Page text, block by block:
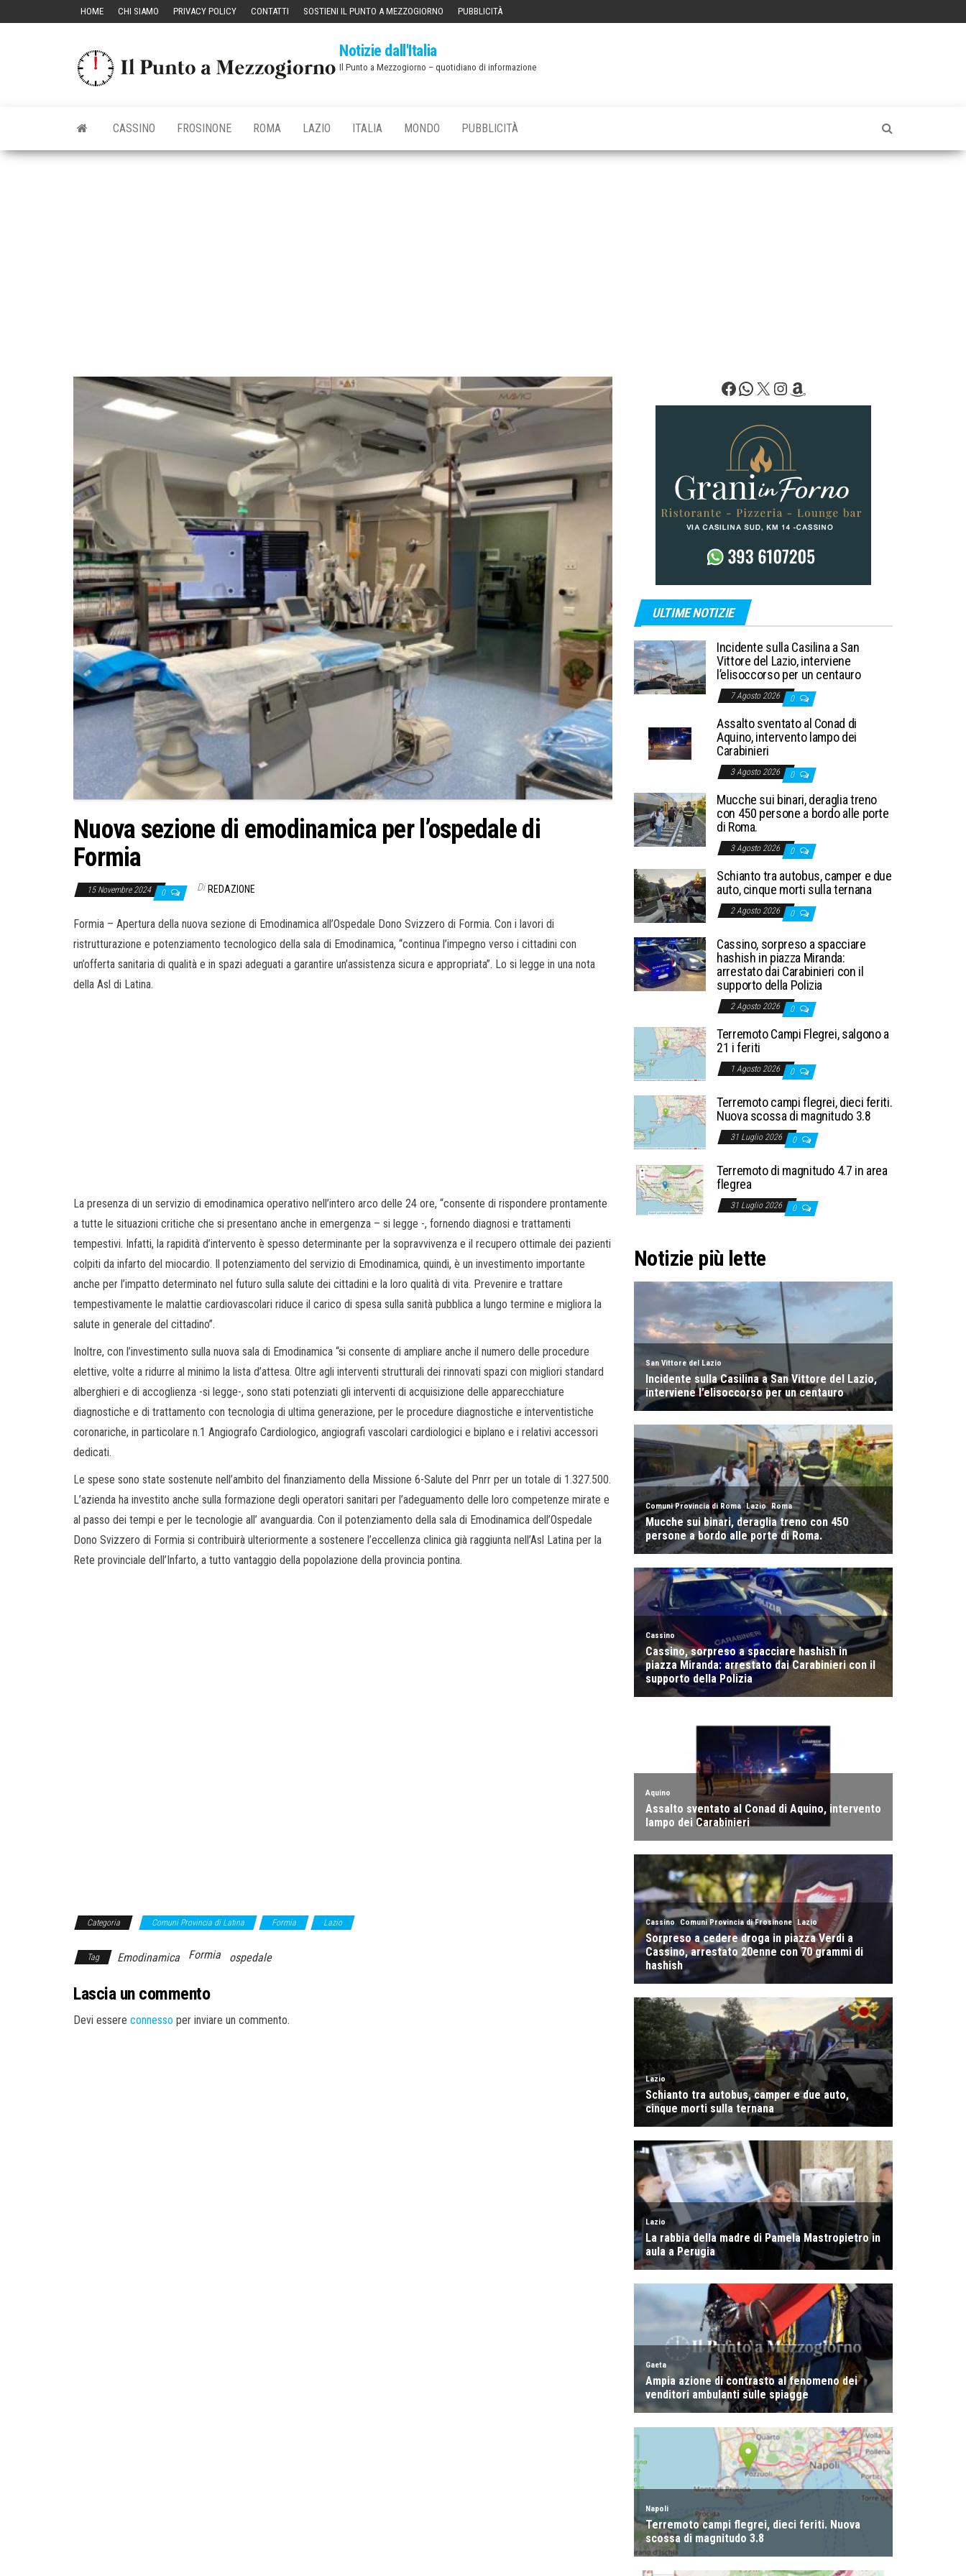
HOME CHI SIAMO PRIVACY POLICY CONTATTI SOSTIENI IL PUNTO A MEZZOGIORNO PUBBLICITÀ
Notizie dall'Italia
Il Punto a Mezzogiorno – quotidiano di informazione
CASSINO FROSINONE ROMA LAZIO ITALIA MONDO PUBBLICITÀ
Nuova sezione di emodinamica per l’ospedale di
Formia
15 Novembre 2024 0 Di REDAZIONE
Formia – Apertura della nuova sezione di Emodinamica all’Ospedale Dono Svizzero di Formia. Con i lavori di
ristrutturazione e potenziamento tecnologico della sala di Emodinamica, “continua l’impegno verso i cittadini con
un’offerta sanitaria di qualità e in spazi adeguati a garantire un’assistenza sicura e appropriata”. Lo si legge in una nota
della Asl di Latina.
La presenza di un servizio di emodinamica operativo nell’intero arco delle 24 ore, “consente di rispondere prontamente
a tutte le situazioni critiche che si presentano anche in emergenza – si legge -, fornendo diagnosi e trattamenti
tempestivi. Infatti, la rapidità d’intervento è spesso determinante per la sopravvivenza e il recupero ottimale dei pazienti
colpiti da infarto del miocardio. Il potenziamento del servizio di Emodinamica, quindi, è un investimento importante
anche per l’impatto determinato nel futuro sulla salute dei cittadini e la loro qualità di vita. Prevenire e trattare
tempestivamente le malattie cardiovascolari riduce il carico di spesa sulla sanità pubblica a lungo termine e migliora la
salute in generale del cittadino”.
Inoltre, con l’investimento sulla nuova sala di Emodinamica “si consente di ampliare anche il numero delle procedure
elettive, volte a ridurre al minimo la lista d’attesa. Oltre agli interventi strutturali dei rinnovati spazi con migliori standard
alberghieri e di accoglienza -si legge-, sono stati potenziati gli interventi di acquisizione delle apparecchiature
diagnostiche e di trattamento con tecnologia di ultima generazione, per le procedure diagnostiche e interventistiche
coronariche, in particolare n.1 Angiografo Cardiologico, angiografi vascolari cardiologici e biplano e i relativi accessori
dedicati.
Le spese sono state sostenute nell’ambito del finanziamento della Missione 6-Salute del Pnrr per un totale di 1.327.500.
L’azienda ha investito anche sulla formazione degli operatori sanitari per l’adeguamento delle loro competenze mirate e
al passo dei tempi e per le tecnologie all’ avanguardia. Con il potenziamento della sala di Emodinamica dell’Ospedale
Dono Svizzero di Formia si contribuirà ulteriormente a sostenere l’eccellenza clinica già raggiunta nell’Asl Latina per la
Rete provinciale dell’Infarto, a tutto vantaggio della popolazione della provincia pontina.
Categoria Comuni Provincia di Latina Formia Lazio
Tag Emodinamica Formia ospedale
Lascia un commento
Devi essere connesso per inviare un commento.
Facebook
WhatsApp
X Instagram
Amazon
ULTIME NOTIZIE
Incidente sulla Casilina a San
Vittore del Lazio, interviene
l’elisoccorso per un centauro
7 Agosto 2026 0
Assalto sventato al Conad di
Aquino, intervento lampo dei
Carabinieri
3 Agosto 2026 0
Mucche sui binari, deraglia treno
con 450 persone a bordo alle porte
di Roma.
3 Agosto 2026 0
Schianto tra autobus, camper e due
auto, cinque morti sulla ternana
2 Agosto 2026 0
Cassino, sorpreso a spacciare
hashish in piazza Miranda:
arrestato dai Carabinieri con il
supporto della Polizia
2 Agosto 2026 0
Terremoto Campi Flegrei, salgono a
21 i feriti
1 Agosto 2026 0
Terremoto campi flegrei, dieci feriti.
Nuova scossa di magnitudo 3.8
31 Luglio 2026 0
Terremoto di magnitudo 4.7 in area
flegrea
31 Luglio 2026 0
Notizie più lette